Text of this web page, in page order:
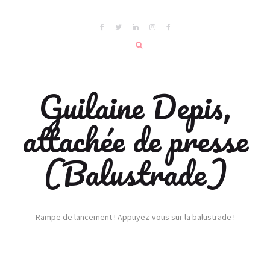
Guilaine Depis,
attachée de presse
(Balustrade)
Rampe de lancement ! Appuyez-vous sur la balustrade !